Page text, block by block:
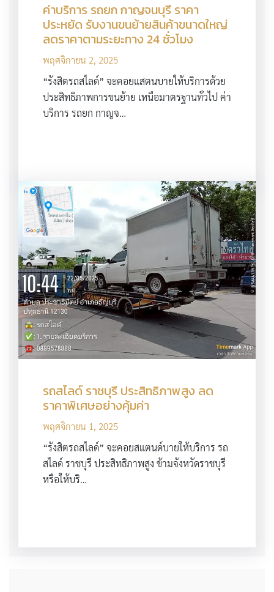
ค่าบริการ รถยก กาญจนบุรี ราคา
ประหยัด รับงานขนย้ายสินค้าขนาดใหญ่
ลดราคาตามระยะทาง 24 ชั่วโมง
พฤศจิกายน 2, 2025
“รังสิตรถสไลด์” จะคอยแสตนบายให้บริการด้วย
ประสิทธิภาพการขนย้าย เหนือมาตรฐานทั่วไป ค่า
บริการ รถยก กาญจ…
รถสไลด์ ราชบุรี ประสิทธิภาพสูง ลด
ราคาพิเศษอย่างคุ้มค่า
พฤศจิกายน 1, 2025
“รังสิตรถสไลด์” จะคอยสแตนด์บายให้บริการ รถ
สไลด์ ราชบุรี ประสิทธิภาพสูง ข้ามจังหวัดราชบุรี
หรือให้บริ…